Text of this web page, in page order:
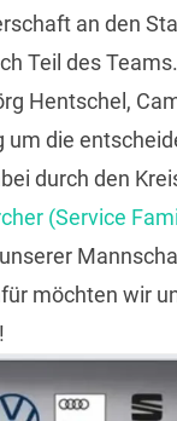
an den
Teil des
Hentschel,
um die
durch den
(Service
möchten wir